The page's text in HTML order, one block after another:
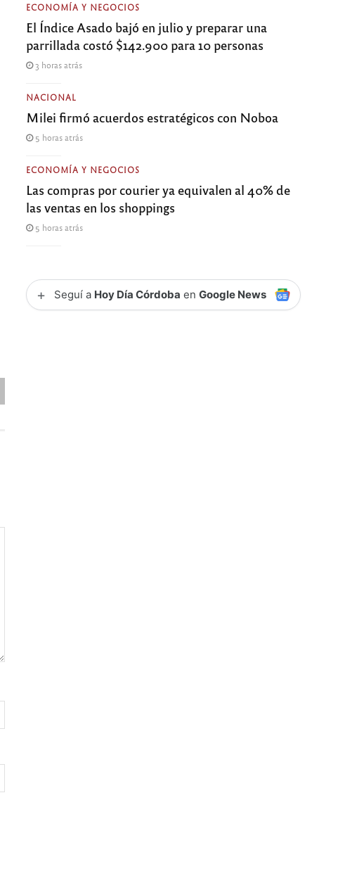
ECONOMÍA Y NEGOCIOS
El Índice Asado bajó en julio y preparar una
parrillada costó $142.900 para 10 personas
3 horas atrás
NACIONAL
Milei firmó acuerdos estratégicos con Noboa
5 horas atrás
ECONOMÍA Y NEGOCIOS
Las compras por courier ya equivalen al 40% de
las ventas en los shoppings
5 horas atrás
+ Seguí a Hoy Día Córdoba enGoogle News